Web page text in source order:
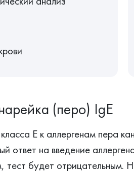
(перо) IgE
Е к аллергенам пера
ответ на введение
тест будет отрицательным.